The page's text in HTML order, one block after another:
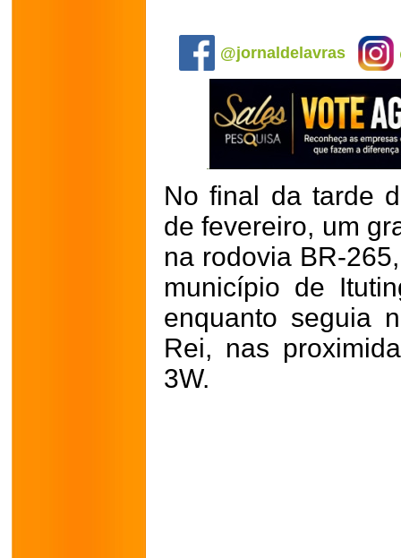
@jornaldelavras
No final da tarde
de fevereiro, um
na rodovia BR-
município de
enquanto seguia
Rei, nas
3W.